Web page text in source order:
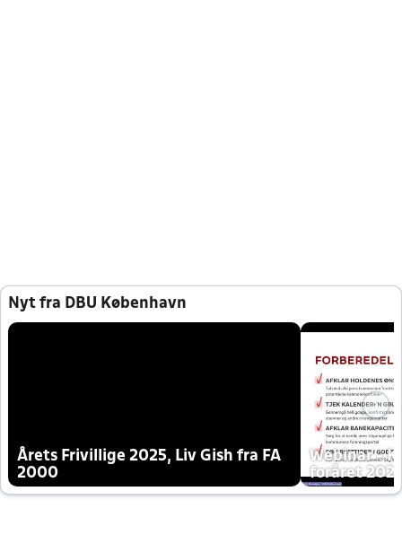
Nyt fra DBU København
Årets Frivillige 2025, Liv Gish fra FA
2000
Webinar -
foråret